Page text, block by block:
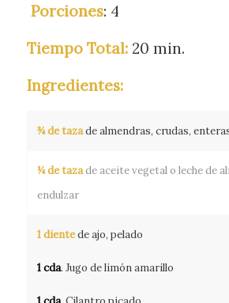
Porciones: 4
Tiempo Total:20 min.
Ingredientes:
¾ de tazade almendras, crudas,
¼ de tazade aceite vegetal o leche de
endulzar
1 dientede ajo, pelado
1 cda. Jugo de limón amarillo